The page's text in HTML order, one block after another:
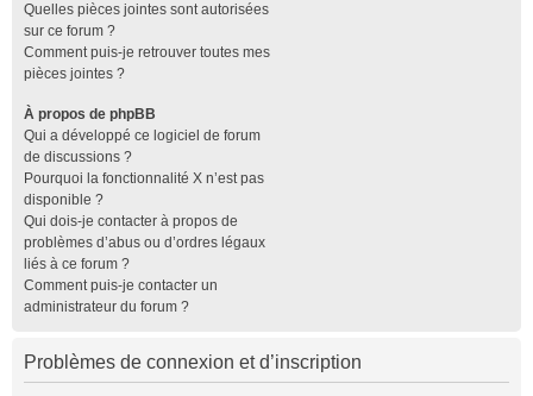
Quelles pièces jointes sont autorisées
sur ce forum ?
Comment puis-je retrouver toutes mes
pièces jointes ?
À propos de phpBB
Qui a développé ce logiciel de forum
de discussions ?
Pourquoi la fonctionnalité X n’est pas
disponible ?
Qui dois-je contacter à propos de
problèmes d’abus ou d’ordres légaux
liés à ce forum ?
Comment puis-je contacter un
administrateur du forum ?
Problèmes de connexion et d’inscription